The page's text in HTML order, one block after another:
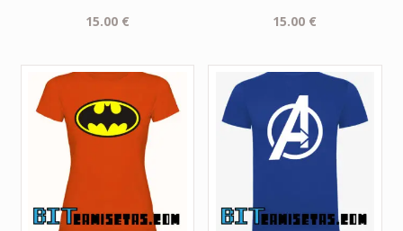
15.00 € 15.00 €